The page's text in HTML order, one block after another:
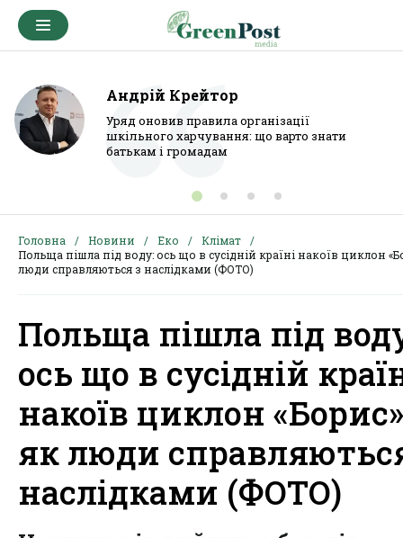
Андрій Крейтор
Уряд оновив правила організації
шкільного харчування: що варто знати
батькам і громадам
Головна Новини Еко
Клімат
Польща пішла під воду: ось що в сусідній країні накоїв циклон
люди справляються з наслідками (ФОТО)
Польща пішла під
ось що в сусідній
накоїв циклон
як люди
наслідками (ФОТО)